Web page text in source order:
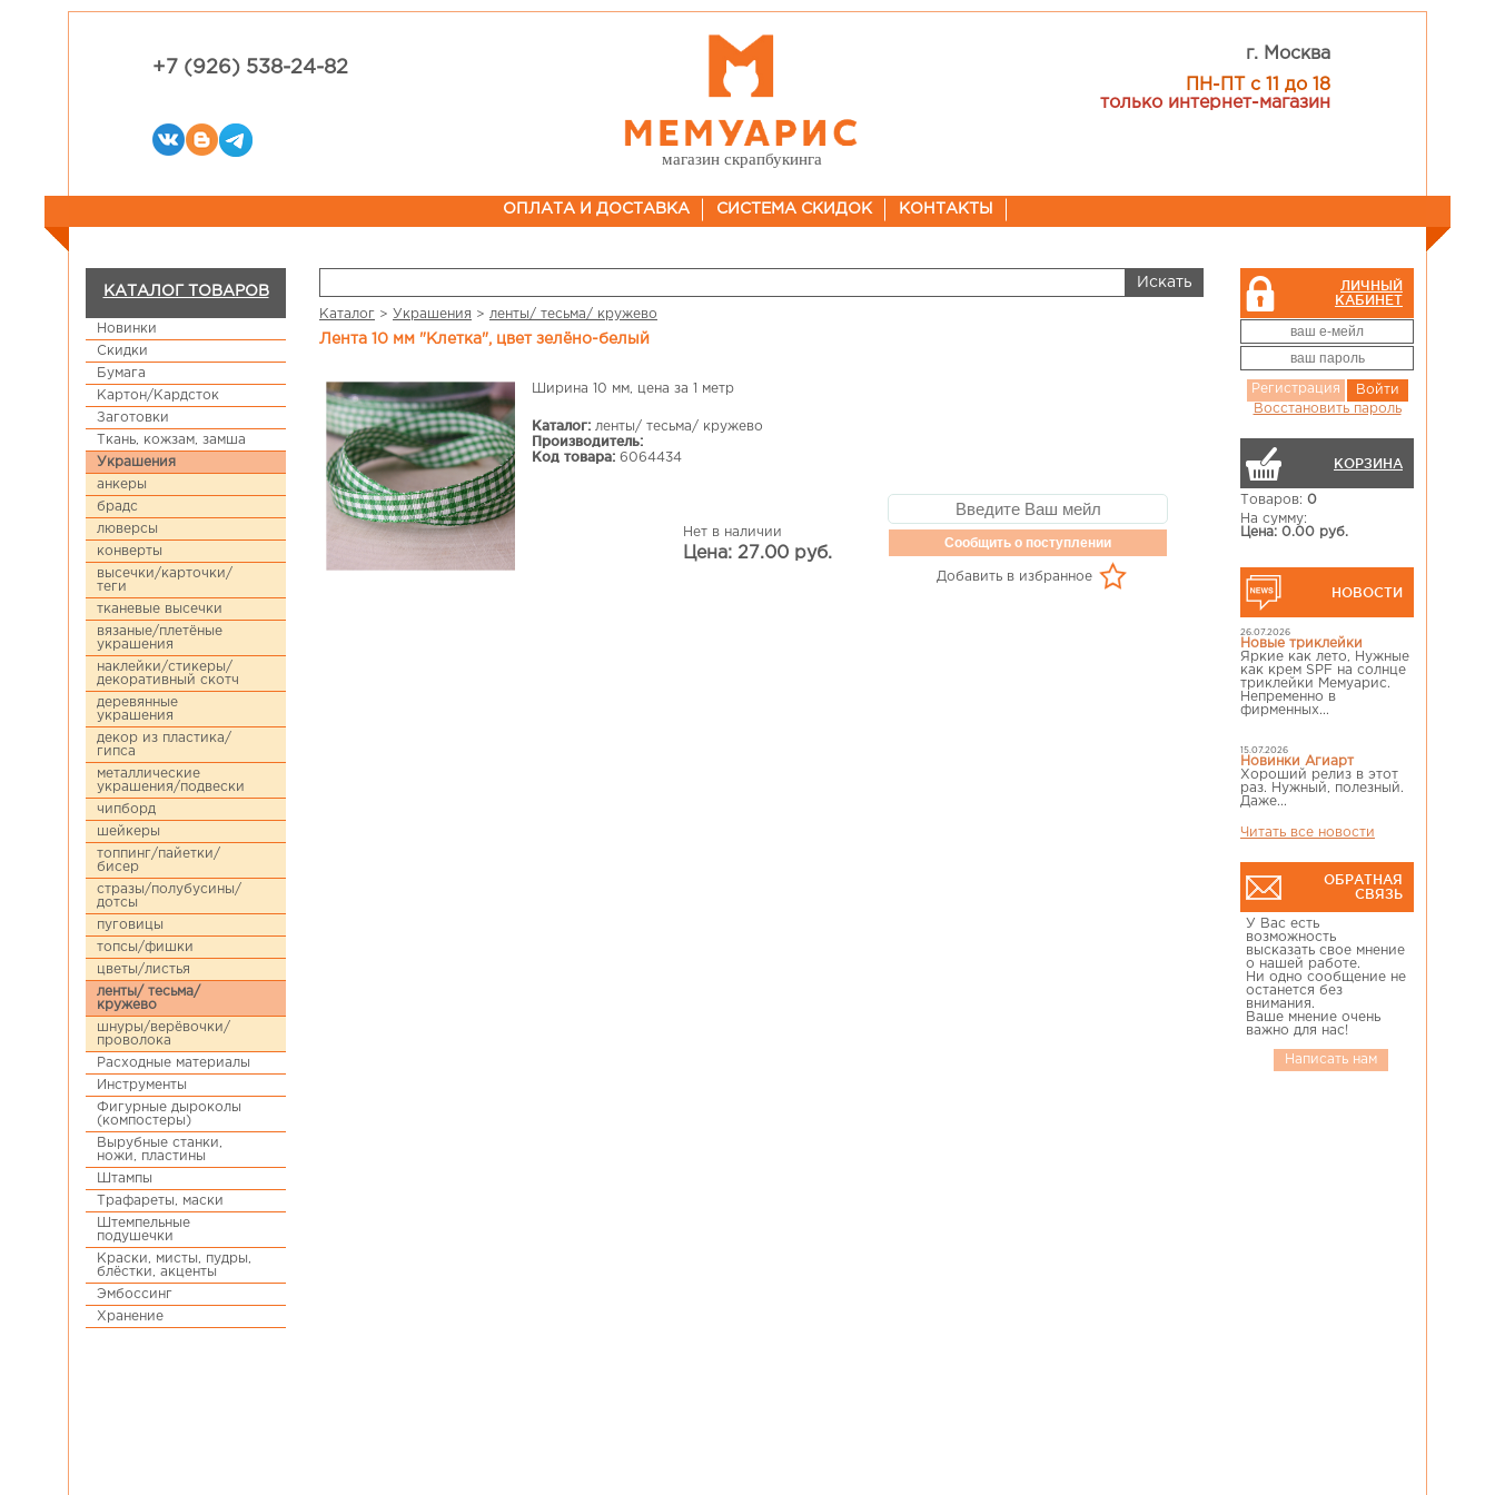
+7 (926) 538-24-82
магазин скрапбукинга
г. Москва
ПН-ПТ с 11 до 18
только интернет-магазин
ОПЛАТА И ДОСТАВКА СИСТЕМА СКИДОК КОНТАКТЫ
КАТАЛОГ ТОВАРОВ
Новинки
Скидки
Бумага
Картон/Кардсток
Заготовки
Ткань, кожзам, замша
Украшения
анкеры
брадс
люверсы
конверты
высечки/карточки/
теги
тканевые высечки
вязаные/плетёные
украшения
наклейки/стикеры/
декоративный скотч
деревянные
украшения
декор из пластика/
гипса
металлические
украшения/подвески
чипборд
шейкеры
топпинг/пайетки/
бисер
стразы/полубусины/
дотсы
пуговицы
топсы/фишки
цветы/листья
ленты/ тесьма/
кружево
шнуры/верёвочки/
проволока
Расходные материалы
Инструменты
Фигурные дыроколы
(компостеры)
Вырубные станки,
ножи, пластины
Штампы
Трафареты, маски
Штемпельные
подушечки
Краски, мисты, пудры,
блёстки, акценты
Эмбоссинг
Хранение
ЛИЧНЫЙ
КАБИНЕТ
Регистрация
Войти
Восстановить пароль
КОРЗИНА
Товаров: 0
На сумму:
Цена: 0.00 руб.
НОВОСТИ
26.07.2026
Новые триклейки
Яркие как лето, Нужные
как крем SPF на солнце
триклейки Мемуарис.
Непременно в
фирменных...
15.07.2026
Новинки Агиарт
Хороший релиз в этот
раз. Нужный, полезный.
Даже...
Читать все новости
ОБРАТНАЯ
СВЯЗЬ
У Вас есть
возможность
высказать свое мнение
о нашей работе.
Ни одно сообщение не
останется без
внимания.
Ваше мнение очень
важно для нас!
Написать нам
Каталог > Украшения > ленты/ тесьма/ кружево
Лента 10 мм "Клетка", цвет зелёно-белый
Ширина 10 мм, цена за 1 метр
Каталог: ленты/ тесьма/ кружево
Производитель:
Код товара: 6064434
Нет в наличии
Цена: 27.00 руб.
Сообщить о поступлении
Добавить в избранное